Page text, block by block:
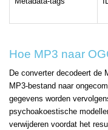
Hoe MP3 naar
De converter decodeert de
MP3-bestand naar
gegevens worden
psychoakoestische
verwijderen voordat het